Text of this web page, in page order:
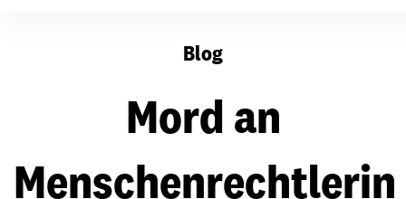
Blog
Mord an
Menschenrechtlerin